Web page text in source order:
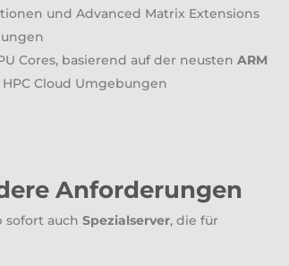
und Advanced Matrix Extensions
Cores, basierend auf der neustenARM
Cloud Umgebungen
Anforderungen
sofort auchSpezialserver, die für